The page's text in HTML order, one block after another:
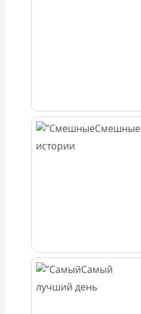
Смешные
истории
Самый
лучший день